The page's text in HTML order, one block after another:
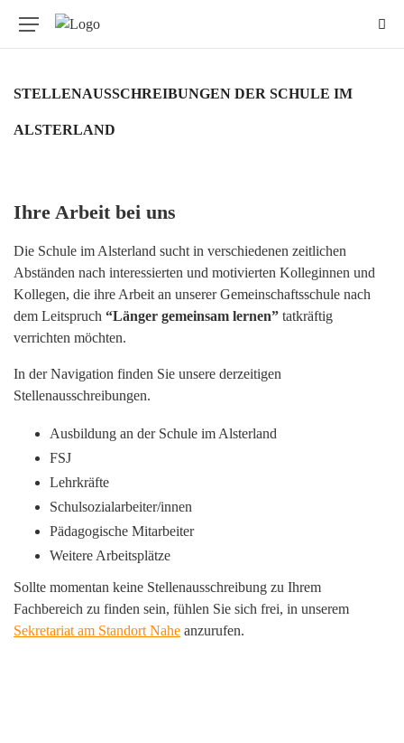
STELLENAUSSCHREIBUNGEN DER SCHULE IM
ALSTERLAND
Ihre Arbeit bei uns
Die Schule im Alsterland sucht in verschiedenen zeitlichen
Abständen nach interessierten und motivierten Kolleginnen und
Kollegen, die ihre Arbeit an unserer Gemeinschaftsschule nach
dem Leitspruch “Länger gemeinsam lernen” tatkräftig
verrichten möchten.
In der Navigation finden Sie unsere derzeitigen
Stellenausschreibungen.
Ausbildung an der Schule im Alsterland
FSJ
Lehrkräfte
Schulsozialarbeiter/innen
Pädagogische Mitarbeiter
Weitere Arbeitsplätze
Sollte momentan keine Stellenausschreibung zu Ihrem
Fachbereich zu finden sein, fühlen Sie sich frei, in unserem
Sekretariat am Standort Nahe anzurufen.